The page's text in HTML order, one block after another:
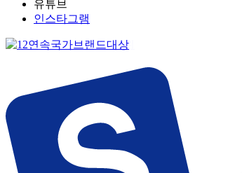
유튜브
인스타그램